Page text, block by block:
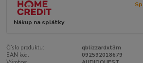
Nákup na splátky
Číslo produktu:
qblizzardxt3m
EAN kód:
092592018679